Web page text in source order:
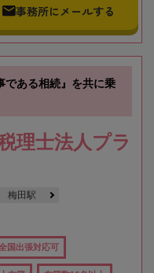
事務所にメールする
である相続』を共に乗
理士法人プラ
梅田駅
国出張対応可